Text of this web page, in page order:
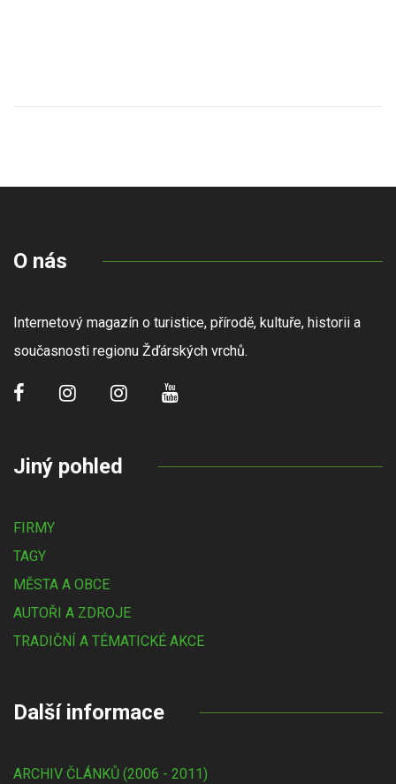
O nás
Internetový magazín o turistice, přírodě, kultuře, historii a
současnosti regionu Žďárských vrchů.
Jiný pohled
FIRMY
TAGY
MĚSTA A OBCE
AUTOŘI A ZDROJE
TRADIČNÍ A TÉMATICKÉ AKCE
Další informace
ARCHIV ČLÁNKŮ (2006 - 2011)